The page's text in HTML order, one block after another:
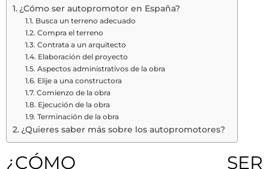
¿Cómo ser autopromotor en España?
Busca un terreno adecuado
Compra el terreno
Contrata a un arquitecto
Elaboración del proyecto
Aspectos administrativos de la obra
Elije a una constructora
Comienzo de la obra
Ejecución de la obra
Terminación de la obra
¿Quieres saber más sobre los autopromotores?
¿CÓMO SER